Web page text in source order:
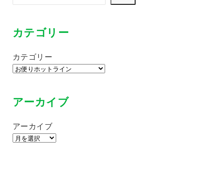
カテゴリー
カテゴリー
アーカイブ
アーカイブ